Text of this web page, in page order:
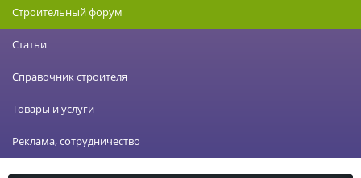
Строительный форум
Статьи
Справочник строителя
Товары и услуги
Реклама, сотрудничество